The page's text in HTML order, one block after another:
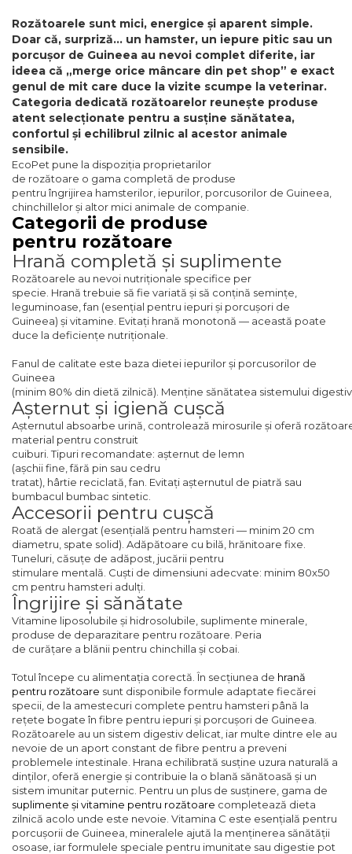
Rozătoarele sunt mici, energice și aparent simple.
Doar că, surpriză... un hamster, un iepure pitic sau un
porcușor de Guineea au nevoi complet diferite, iar
ideea că „merge orice mâncare din pet shop” e exact
genul de mit care duce la vizite scumpe la veterinar.
Categoria dedicată rozătoarelor reunește produse
atent selecționate pentru a susține sănătatea,
confortul și echilibrul zilnic al acestor animale
sensibile.
EcoPet pune la dispoziția proprietarilor
de rozătoare o gama completă de produse
pentru îngrijirea hamsterilor, iepurilor, porcusorilor de Guineea,
chinchillelor și altor mici animale de companie.
Categorii de produse
pentru rozătoare
Hrană completă și suplimente
Rozătoarele au nevoi nutriționale specifice per
specie. Hrană trebuie să fie variată și să conțină semințe,
leguminoase, fan (esențial pentru iepuri și porcușori de
Guineea) și vitamine. Evitați hrană monotonă — această poate
duce la deficiențe nutriționale.
Fanul de calitate este baza dietei iepurilor și porcusorilor de
Guineea
(minim 80% din dietă zilnică). Menține sănătatea sistemului
Așternut și igienă cușcă
Așternutul absoarbe urină, controlează mirosurile și oferă
material pentru construit
cuiburi. Tipuri recomandate: așternut de lemn
(așchii fine, fără pin sau cedru
tratat), hârtie reciclată, fan. Evitați așternutul de piatră sau
bumbacul bumbac sintetic.
Accesorii pentru cușcă
Roată de alergat (esențială pentru hamsteri — minim 20 cm
diametru, spate solid). Adăpătoare cu bilă, hrănitoare fixe.
Tuneluri, căsuțe de adăpost, jucării pentru
stimulare mentală. Cuști de dimensiuni adecvate: minim 80x50
cm pentru hamsteri adulți.
Îngrijire și sănătate
Vitamine liposolubile și hidrosolubile, suplimente minerale,
produse de deparazitare pentru rozătoare. Peria
de curățare a blănii pentru chinchilla și cobai.
Totul începe cu alimentația corectă. În secțiunea de hrană
pentru rozătoare sunt disponibile formule adaptate fiecărei
specii, de la amestecuri complete pentru hamsteri până la
rețete bogate în fibre pentru iepuri și porcușori de Guineea.
Rozătoarele au un sistem digestiv delicat, iar multe dintre ele au
nevoie de un aport constant de fibre pentru a preveni
problemele intestinale. Hrana echilibrată susține uzura naturală a
dinților, oferă energie și contribuie la o blană sănătoasă și un
sistem imunitar puternic. Pentru un plus de susținere, gama de
suplimente și vitamine pentru rozătoare completează dieta
zilnică acolo unde este nevoie. Vitamina C este esențială pentru
porcușorii de Guineea, mineralele ajută la menținerea sănătății
osoase, iar formulele speciale pentru imunitate sau digestie pot